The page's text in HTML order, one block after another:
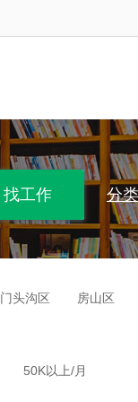
分
门头沟区 房山区
50K以上/月